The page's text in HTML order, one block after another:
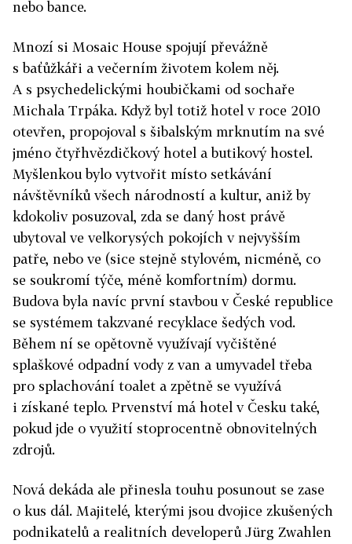
nebo bance.
Mnozí si Mosaic House spojují převážně
s baťůžkáři a večerním životem kolem něj.
A s psychedelickými houbičkami od sochaře
Michala Trpáka. Když byl totiž hotel v roce 2010
otevřen, propojoval s šibalským mrknutím na své
jméno čtyřhvězdičkový hotel a butikový hostel.
Myšlenkou bylo vytvořit místo setkávání
návštěvníků všech národností a kultur, aniž by
kdokoliv posuzoval, zda se daný host právě
ubytoval ve velkorysých pokojích v nejvyšším
patře, nebo ve (sice stejně stylovém, nicméně, co
se soukromí týče, méně komfortním) dormu.
Budova byla navíc první stavbou v České republice
se systémem takzvané recyklace šedých vod.
Během ní se opětovně využívají vyčištěné
splaškové odpadní vody z van a umyvadel třeba
pro splachování toalet a zpětně se využívá
i získané teplo. Prvenství má hotel v Česku také,
pokud jde o využití stoprocentně obnovitelných
zdrojů.
Nová dekáda ale přinesla touhu posunout se zase
o kus dál. Majitelé, kterými jsou dvojice zkušených
podnikatelů a realitních developerů Jürg Zwahlen